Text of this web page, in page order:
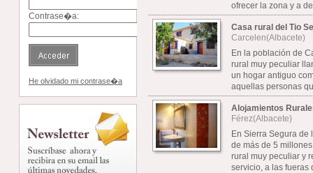
Contrase�a:
He olvidado mi contrase�a
ofrecer la zona y a
Casa rural del Tio
Carcelen(Albacete)
En la población de
rural muy peculiar
un hogar antiguo
aquellas personas
Alojamientos
Férez(Albacete)
En Sierra Segura de
de más de 5
rural muy peculiar y
servicio, a las fueras